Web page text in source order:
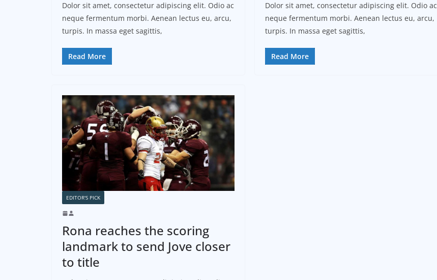
Dolor sit amet, consectetur adipiscing elit. Odio ac
neque fermentum morbi. Aenean lectus eu, arcu,
turpis. In massa eget sagittis,
Read More
Dolor sit amet, consectetur adipiscing elit. Odio ac
neque fermentum morbi. Aenean lectus eu, arcu,
turpis. In massa eget sagittis,
Read More
EDITOR'S PICK
Rona reaches the scoring
landmark to send Jove closer
to title